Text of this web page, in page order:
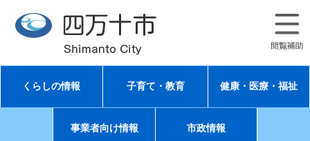
先
す
を
し
くらしの情報 子育て・教育 健康・医療・福祉
事業者向け情報 市政情報